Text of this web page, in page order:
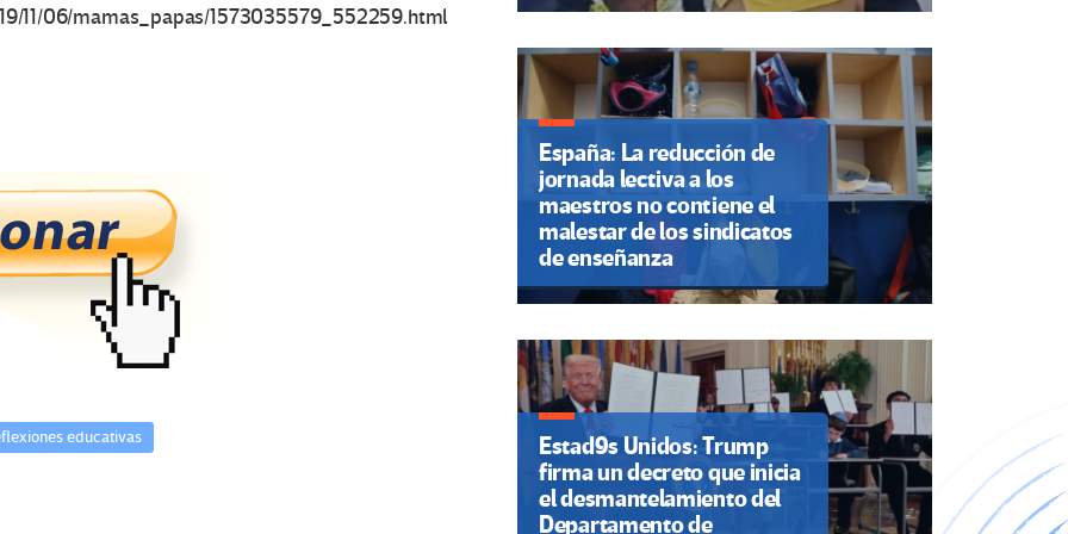
11/06/mamas_papas/1573035579_552259.html
educativas
España: La reducción de
jornada lectiva a los
maestros no contiene el
malestar de los sindicatos
de enseñanza
Estad9s Unidos: Trump
firma un decreto que inicia
el desmantelamiento del
Departamento de